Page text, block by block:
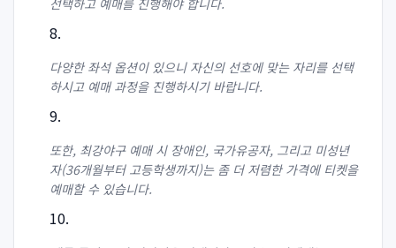
선택하고 예매를 진행해야 합니다.
다양한 좌석 옵션이 있으니 자신의 선호에 맞는 자리를 선택
하시고 예매 과정을 진행하시기 바랍니다.
또한, 최강야구 예매 시 장애인, 국가유공자, 그리고 미성년
자(36개월부터 고등학생까지)는 좀 더 저렴한 가격에 티켓을
예매할 수 있습니다.